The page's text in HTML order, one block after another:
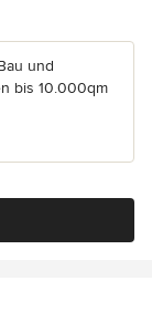
und
bis 10.000qm